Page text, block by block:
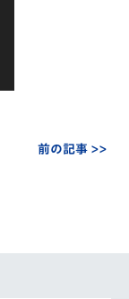
前の記事 >>